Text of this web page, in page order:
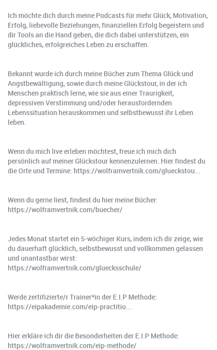
Ich möchte dich durch meine Podcasts für mehr Glück, Motivation,
Erfolg, liebevolle Beziehungen, finanziellen Erfolg begeistern und
dir Tools an die Hand geben, die dich dabei unterstützen, ein
glückliches, erfolgreiches Leben zu erschaffen.
Bekannt wurde ich durch meine Bücher zum Thema Glück und
Angstbewältigung, sowie durch meine Glückstour, in der ich
Menschen praktisch lerne, wie sie aus einer Traurigkeit,
depressiven Verstimmung und/oder herausfordernden
Lebenssituation herauskommen und selbstbewusst ihr Leben
leben.
Wenn du mich live erleben möchtest, freue ich mich dich
persönlich auf meiner Glückstour kennenzulernen. Hier findest du
die Orte und Termine: https://wolframvertnik.com/glueckstou...
Wenn du gerne liest, findest du hier meine Bücher:
https://wolframvertnik.com/buecher/
Jedes Monat startet ein 5-wöchiger Kurs, indem ich dir zeige, wie
du dauerhaft glücklich, selbstbewusst und vollkommen gelassen
und unantastbar wirst:
https://wolframvertnik.com/gluecksschule/
Werde zertifizierte/r Trainer*in der E.I.P Methode:
https://eipakademie.com/eip-practitio...
Hier erkläre ich dir die Besonderheiten der E.I.P Methode:
https://wolframvertnik.com/eip-methode/